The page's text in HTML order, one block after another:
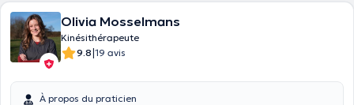
Olivia Mosselmans
Kinésithérapeute
9.8|19 avis
À propos du praticien